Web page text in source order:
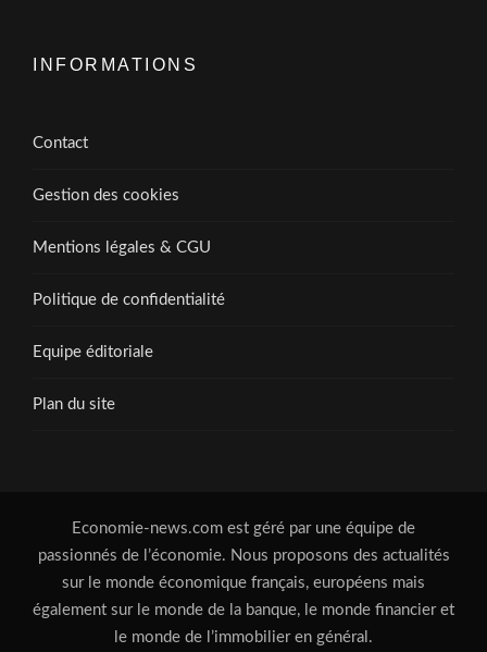
INFORMATIONS
Contact
Gestion des cookies
Mentions légales & CGU
Politique de confidentialité
Equipe éditoriale
Plan du site
Economie-news.com est géré par une équipe de
passionnés de l’économie. Nous proposons des actualités
sur le monde économique français, européens mais
également sur le monde de la banque, le monde financier et
le monde de l’immobilier en général.